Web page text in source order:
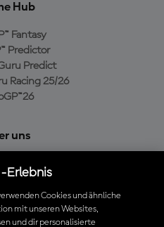
Hub
Fantasy
Predictor
Predict
Racing 25/26
uns
Erlebnis
Cookies und ähnliche
mit unseren Websites,
und dir personalisierte